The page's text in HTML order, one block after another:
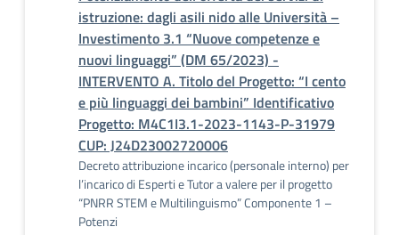
istruzione: dagli asili nido alle Università –
Investimento 3.1 “Nuove competenze e
nuovi linguaggi” (DM 65/2023) -
INTERVENTO A. Titolo del Progetto: “I cento
e più linguaggi dei bambini” Identificativo
Progetto: M4C1I3.1-2023-1143-P-31979
CUP: J24D23002720006
Decreto attribuzione incarico (personale interno) per
l’incarico di Esperti e Tutor a valere per il progetto
“PNRR STEM e Multilinguismo” Componente 1 –
Potenzi